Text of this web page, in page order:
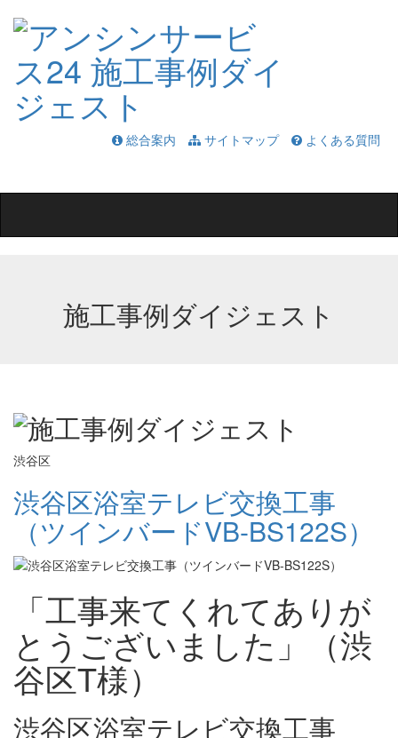
総合案内 サイトマップ
よくある質問
施工事例ダイジェスト
渋谷区
渋谷区浴室テレビ交換工事
（ツインバードVB-BS122S）
「工事来てくれてありが
とうございました」（渋
谷区T様）
渋谷区浴室テレビ交換工事